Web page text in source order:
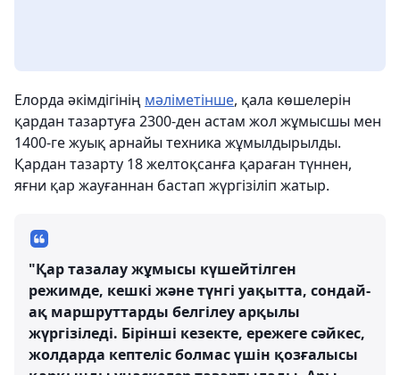
Елорда әкімдігінің мәліметінше, қала көшелерін
қардан тазартуға 2300-ден астам жол жұмысшы мен
1400-ге жуық арнайы техника жұмылдырылды.
Қардан тазарту 18 желтоқсанға қараған түннен,
яғни қар жауғаннан бастап жүргізіліп жатыр.
"Қар тазалау жұмысы күшейтілген
режимде, кешкі және түнгі уақытта, сондай-
ақ маршруттарды белгілеу арқылы
жүргізіледі. Бірінші кезекте, ережеге сәйкес,
жолдарда кептеліс болмас үшін қозғалысы